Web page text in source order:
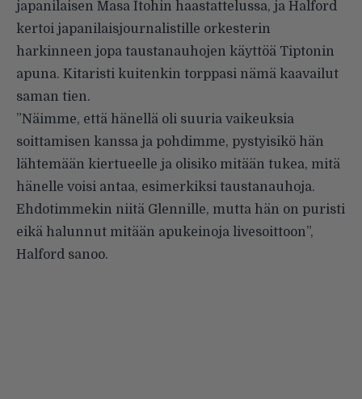
japanilaisen Masa Itohin haastattelussa, ja Halford
kertoi japanilaisjournalistille orkesterin
harkinneen jopa taustanauhojen käyttöä Tiptonin
apuna. Kitaristi kuitenkin torppasi nämä kaavailut
saman tien.
”Näimme, että hänellä oli suuria vaikeuksia
soittamisen kanssa ja pohdimme, pystyisikö hän
lähtemään kiertueelle ja olisiko mitään tukea, mitä
hänelle voisi antaa, esimerkiksi taustanauhoja.
Ehdotimmekin niitä Glennille, mutta hän on puristi
eikä halunnut mitään apukeinoja livesoittoon”,
Halford sanoo.